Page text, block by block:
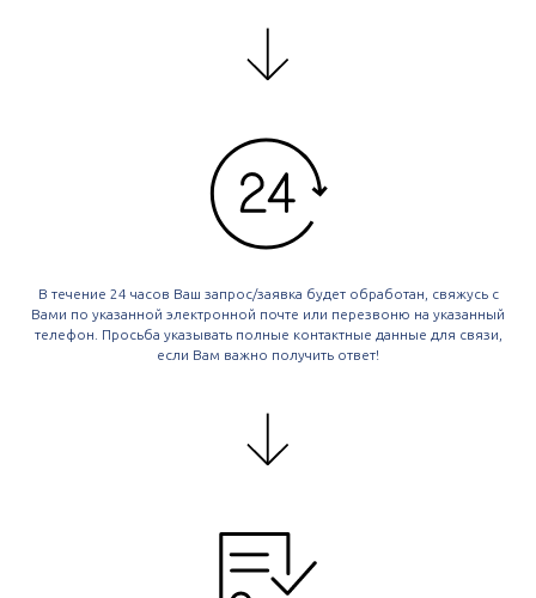
В течение 24 часов Ваш запрос/заявка будет обработан, свяжусь с
Вами по указанной электронной почте или перезвоню на указанный
телефон. Просьба указывать полные контактные данные для связи,
если Вам важно получить ответ!